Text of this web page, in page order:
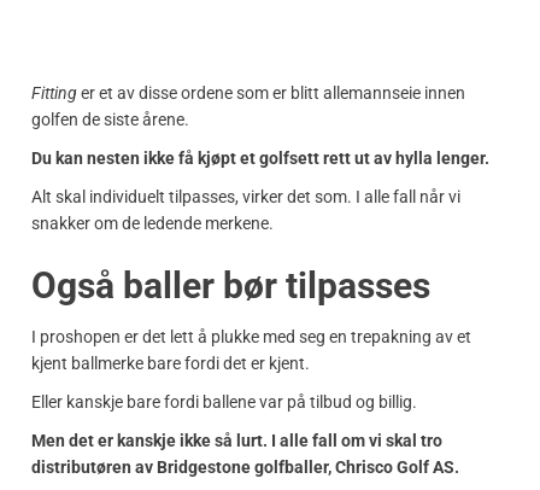
Fittinger et av disse ordene som er blitt allemannseie innen
golfen de siste årene.
Du kan nesten ikke få kjøpt et golfsett rett ut av hylla lenger.
Alt skal individuelt tilpasses, virker det som. I alle fall når vi
snakker om de ledende merkene.
Også baller bør tilpasses
I proshopen er det lett å plukke med seg en trepakning av et
kjent ballmerke bare fordi det er kjent.
Eller kanskje bare fordi ballene var på tilbud og billig.
Men det er kanskje ikke så lurt. I alle fall om vi skal tro
distributøren av Bridgestone golfballer, Chrisco Golf AS.